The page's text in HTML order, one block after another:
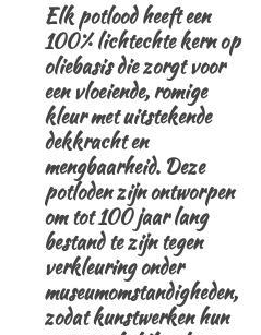
Elk potlood heeft een
100% lichtechte kern op
oliebasis die zorgt voor
een vloeiende, romige
kleur met uitstekende
dekkracht en
mengbaarheid. Deze
potloden zijn ontworpen
om tot 100 jaar lang
bestand te zijn tegen
verkleuring onder
museumomstandigheden,
zodat kunstwerken hun